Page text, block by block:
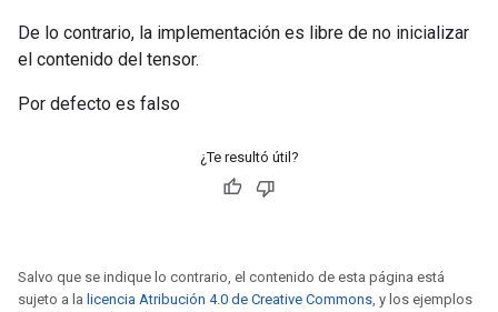
De lo contrario, la implementación es libre de no inicializar
el contenido del tensor.
Por defecto es falso
¿Te resultó útil?
Salvo que se indique lo contrario, el contenido de esta página está
sujeto a la licencia Atribución 4.0 de Creative Commons, y los ejemplos